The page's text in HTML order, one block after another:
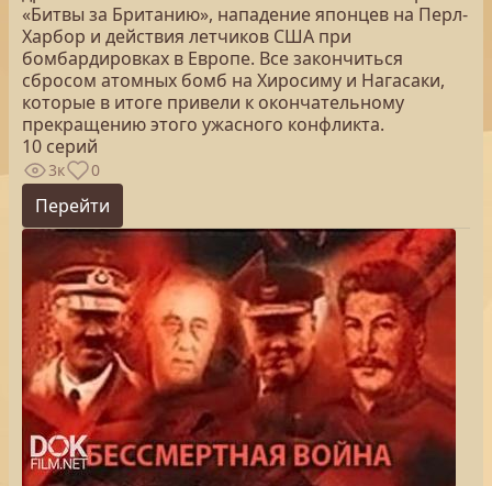
«Битвы за Британию», нападение японцев на Перл-
Харбор и действия летчиков США при
бомбардировках в Европе. Все закончиться
сбросом атомных бомб на Хиросиму и Нагасаки,
которые в итоге привели к окончательному
прекращению этого ужасного конфликта.
10 серий
3к 0
Перейти